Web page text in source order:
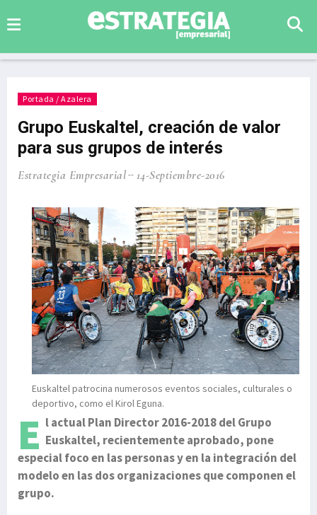
Portada / Azalera
Grupo Euskaltel, creación de valor
para sus grupos de interés
Estrategia Empresarial 14-Septiembre-2016
Euskaltel patrocina numerosos eventos sociales, culturales o
deportivo, como el Kirol Eguna.
E l actual Plan Director 2016-2018 del Grupo
Euskaltel, recientemente aprobado, pone
especial foco en las personas y en la integración del
modelo en las dos organizaciones que componen el
grupo.